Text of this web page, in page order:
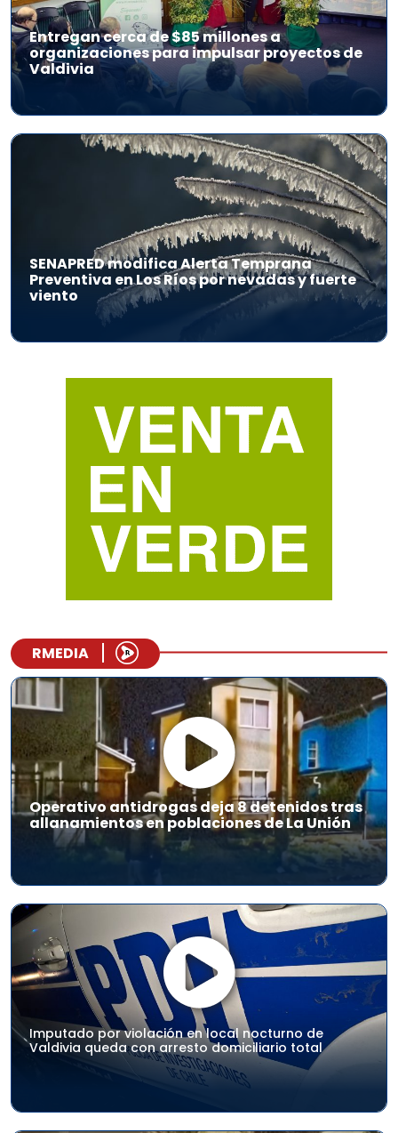
Entregan cerca de $85 millones a
organizaciones para impulsar proyectos de
Valdivia
SENAPRED modifica Alerta Temprana
Preventiva en Los Ríos por nevadas y fuerte
viento
RMEDIA
Operativo antidrogas deja 8 detenidos tras
allanamientos en poblaciones de La Unión
Imputado por violación en local nocturno de
Valdivia queda con arresto domiciliario total